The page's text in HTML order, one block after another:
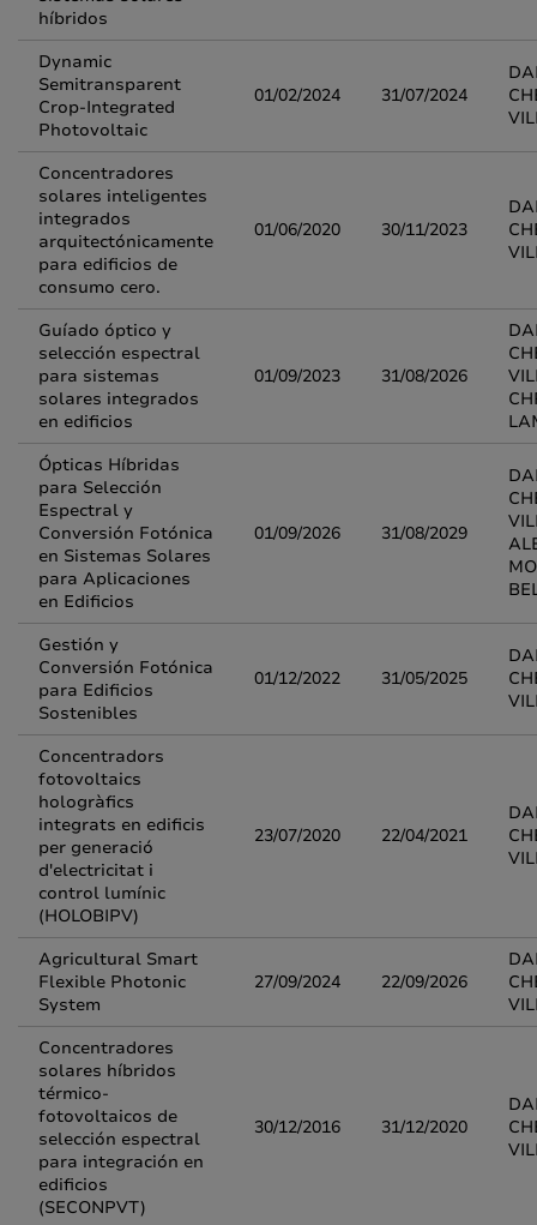
híbridos
Dynamic
Semitransparent
Crop-Integrated
Photovoltaic
01/02/2024 31/07/2024
Concentradores
solares inteligentes
integrados
arquitectónicamente
para edificios de
consumo cero.
01/06/2020 30/11/2023
Guíado óptico y
selección espectral
para sistemas
solares integrados
en edificios
01/09/2023 31/08/2026
Ópticas Híbridas
para Selección
Espectral y
Conversión Fotónica
en Sistemas Solares
para Aplicaciones
en Edificios
01/09/2026 31/08/2029
Gestión y
Conversión Fotónica
para Edificios
Sostenibles
01/12/2022 31/05/2025
Concentradors
fotovoltaics
hologràfics
integrats en edificis
per generació
d'electricitat i
control lumínic
(HOLOBIPV)
23/07/2020 22/04/2021
Agricultural Smart
Flexible Photonic
System
27/09/2024 22/09/2026
Concentradores
solares híbridos
térmico-
fotovoltaicos de
selección espectral
para integración en
edificios
(SECONPVT)
30/12/2016 31/12/2020